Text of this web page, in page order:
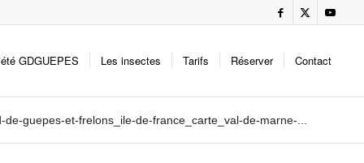
GDGUEPES Les insectes Tarifs Réserver Contact
de-guepes-et-frelons_ile-de-france_carte_val-de-marne-...